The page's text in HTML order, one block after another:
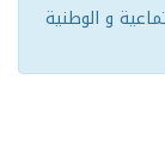
و الوطنية